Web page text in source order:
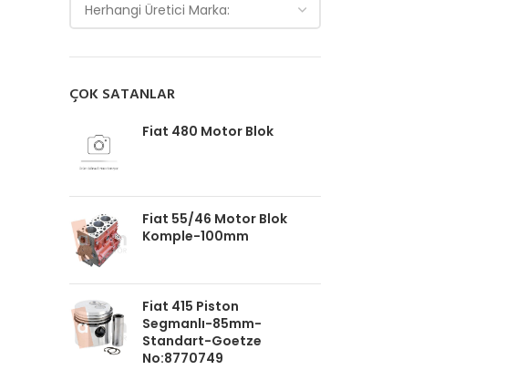
Herhangi Üretici Marka:
ÇOK SATANLAR
Fiat 480 Motor Blok
Fiat 55/46 Motor Blok
Komple-100mm
Fiat 415 Piston
Segmanlı-85mm-
Standart-Goetze
No:8770749